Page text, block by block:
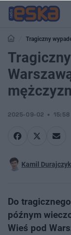
Tragiczny
hulajnogą
2025-09-02 15:58
Kamil Durajczyk
Do
późnym
Wieś pod